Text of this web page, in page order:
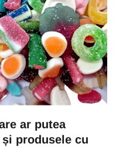
ar putea
produsele cu